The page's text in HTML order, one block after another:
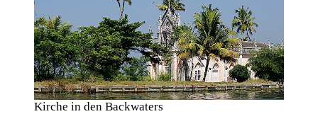
Kirche in den Backwaters